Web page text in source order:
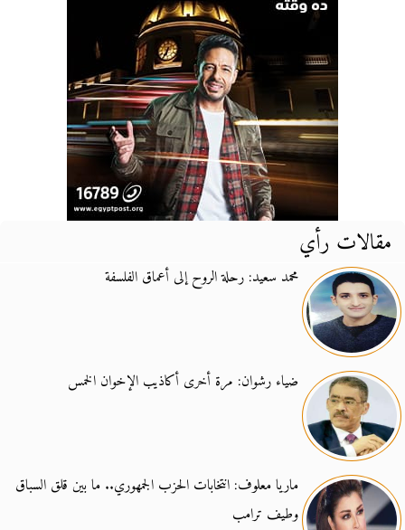
مقالات رأي
محمد سعيد: رحلة الروح إلى أعماق الفلسفة
ضياء رشوان: مرة أخرى أكاذيب الإخوان الخمس
ماريا معلوف: انتخابات الحزب الجمهوري.. ما بين قلق السباق
وطيف ترامب